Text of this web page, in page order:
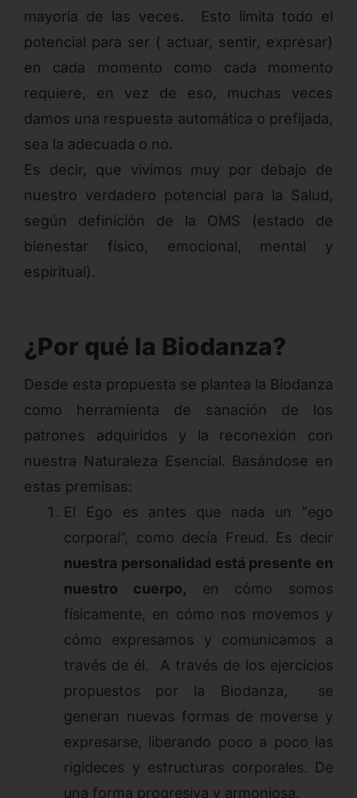
mayoría de las veces. Esto limita todo el
potencial para ser ( actuar, sentir, expresar)
en cada momento como cada momento
requiere, en vez de eso, muchas veces
damos una respuesta automática o prefijada,
sea la adecuada o no.
Es decir, que vivimos muy por debajo de
nuestro verdadero potencial para la Salud,
según definición de la OMS (estado de
bienestar físico, emocional, mental y
espiritual).
¿Por qué la Biodanza?
Desde esta propuesta se plantea la Biodanza
como herramienta de sanación de los
patrones adquiridos y la reconexión con
nuestra Naturaleza Esencial. Basándose en
estas premisas:
El Ego es antes que nada un “ego
corporal”, como decía Freud. Es decir
nuestra personalidad está presente en
nuestro cuerpo, en cómo somos
físicamente, en cómo nos movemos y
cómo expresamos y comunicamos a
través de él. A través de los ejercicios
propuestos por la Biodanza, se
generan nuevas formas de moverse y
expresarse, liberando poco a poco las
rigideces y estructuras corporales. De
una forma progresiva y armoniosa.